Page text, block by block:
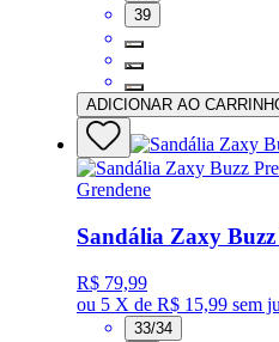
39
ADICIONAR AO
Grendene
Sandália Zaxy
R$ 79,99
ou 5 X de R$ 15,99 sem
33/34